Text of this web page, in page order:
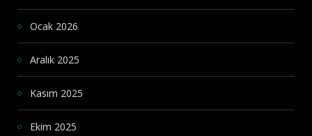
Ocak 2026
Aralık 2025
Kasım 2025
Ekim 2025